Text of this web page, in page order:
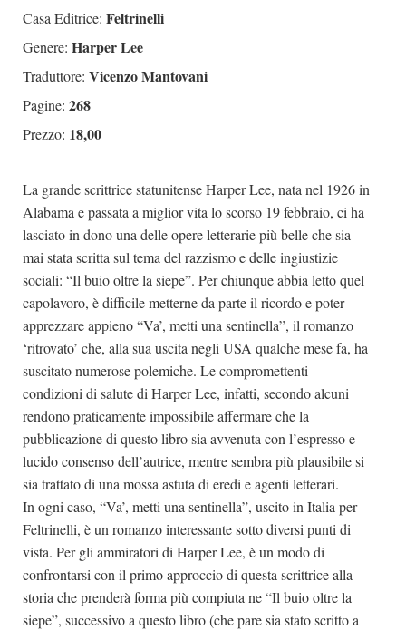
Casa Editrice: Feltrinelli
Genere: Harper Lee
Traduttore: Vicenzo Mantovani
Pagine: 268
Prezzo: 18,00
La grande scrittrice statunitense Harper Lee, nata nel 1926 in
Alabama e passata a miglior vita lo scorso 19 febbraio, ci ha
lasciato in dono una delle opere letterarie più belle che sia
mai stata scritta sul tema del razzismo e delle ingiustizie
sociali: “Il buio oltre la siepe”. Per chiunque abbia letto quel
capolavoro, è difficile metterne da parte il ricordo e poter
apprezzare appieno “Va’, metti una sentinella”, il romanzo
‘ritrovato’ che, alla sua uscita negli USA qualche mese fa, ha
suscitato numerose polemiche. Le compromettenti
condizioni di salute di Harper Lee, infatti, secondo alcuni
rendono praticamente impossibile affermare che la
pubblicazione di questo libro sia avvenuta con l’espresso e
lucido consenso dell’autrice, mentre sembra più plausibile si
sia trattato di una mossa astuta di eredi e agenti letterari.
In ogni caso, “Va’, metti una sentinella”, uscito in Italia per
Feltrinelli, è un romanzo interessante sotto diversi punti di
vista. Per gli ammiratori di Harper Lee, è un modo di
confrontarsi con il primo approccio di questa scrittrice alla
storia che prenderà forma più compiuta ne “Il buio oltre la
siepe”, successivo a questo libro (che pare sia stato scritto a